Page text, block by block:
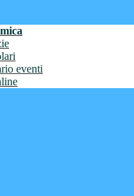
eventi